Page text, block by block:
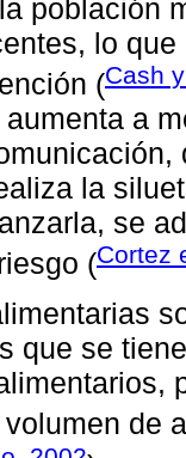
población
lo
(Cash
a
la
se
(Cortez
que se
de